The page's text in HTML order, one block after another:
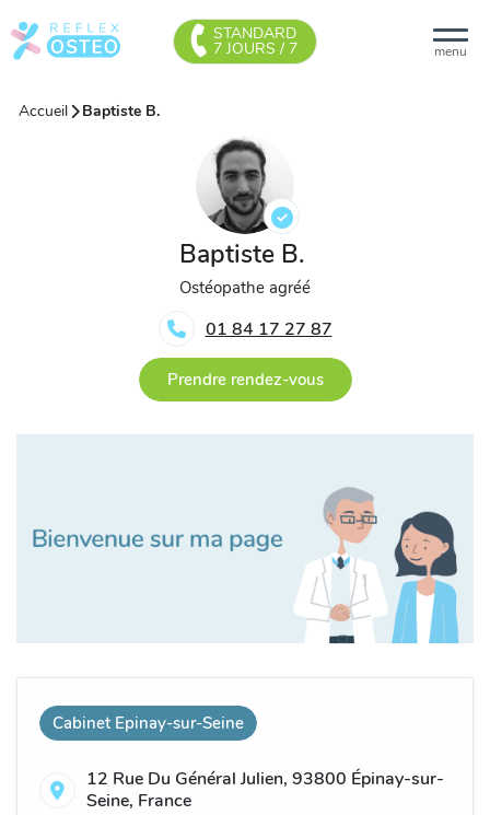
menu
STANDARD
7 JOURS / 7
Accueil Baptiste B.
Baptiste B.
Ostéopathe agréé
01 84 17 27 87
Prendre rendez-vous
Cabinet Epinay-sur-Seine
12 Rue Du Général Julien, 93800 Épinay-sur-
Seine, France